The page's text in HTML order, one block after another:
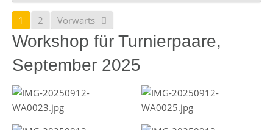
1 2 Vorwärts
Workshop für Turnierpaare,
September 2025